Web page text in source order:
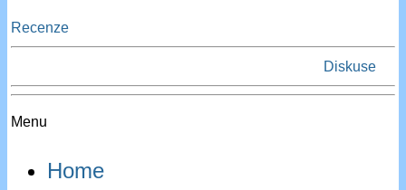
Recenze
Diskuse
Menu
Home